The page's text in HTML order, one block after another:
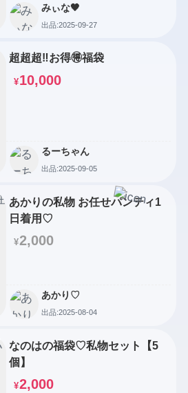
みぃな🖤
出品:2025-09-27
超超超‼️お得🉐福袋
¥10,000
るーちゃん
出品:2025-09-05
あかりの私物 お任せパンティ1
日着用♡
¥2,000
あかり♡
出品:2025-08-04
なのはの福袋♡私物セット【5
個】
¥2,000